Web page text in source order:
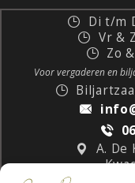
Di t/m
Vr &
Zo
Voor vergaderen en
A. De